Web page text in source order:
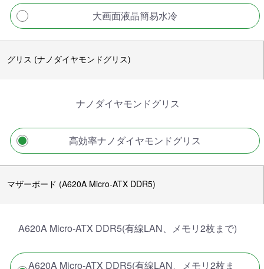
大画面液晶簡易水冷
グリス (ナノダイヤモンドグリス)
ナノダイヤモンドグリス
高効率ナノダイヤモンドグリス
マザーボード (A620A Micro-ATX DDR5)
A620A Micro-ATX DDR5(有線LAN、メモリ2枚まで)
A620A Micro-ATX DDR5(有線LAN、メモリ2枚ま